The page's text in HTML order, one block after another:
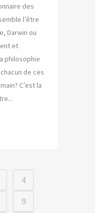
des
l’être
Darwin ou
et
philosophie
de ces
C’est la
4
9